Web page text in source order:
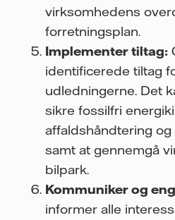
virksomhedens
forretningsplan.
Implementer tiltag:
identificerede tiltag
udledningerne. Det
sikre fossilfri
affaldshåndtering
samt at gennemgå
bilpark.
Kommuniker og
informer alle